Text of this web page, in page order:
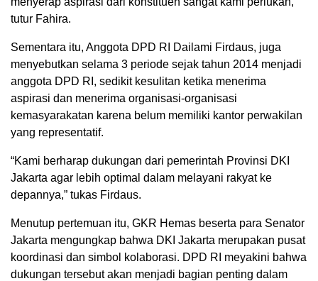
tutur Fahira.
Sementara itu, Anggota DPD RI Dailami Firdaus, juga
menyebutkan selama 3 periode sejak tahun 2014 menjadi
anggota DPD RI, sedikit kesulitan ketika menerima
aspirasi dan menerima organisasi-organisasi
kemasyarakatan karena belum memiliki kantor perwakilan
yang representatif.
“Kami berharap dukungan dari pemerintah Provinsi DKI
Jakarta agar lebih optimal dalam melayani rakyat ke
depannya,” tukas Firdaus.
Menutup pertemuan itu, GKR Hemas beserta para Senator
Jakarta mengungkap bahwa DKI Jakarta merupakan pusat
koordinasi dan simbol kolaborasi. DPD RI meyakini bahwa
dukungan tersebut akan menjadi bagian penting dalam